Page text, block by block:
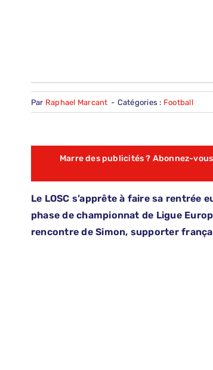
Par Raphael Marcant - Catégories : Football
Marre des publicités ? Abonnez-
Le LOSC s’apprête à faire sa rentrée
phase de championnat de Ligue
rencontre de Simon, supporter